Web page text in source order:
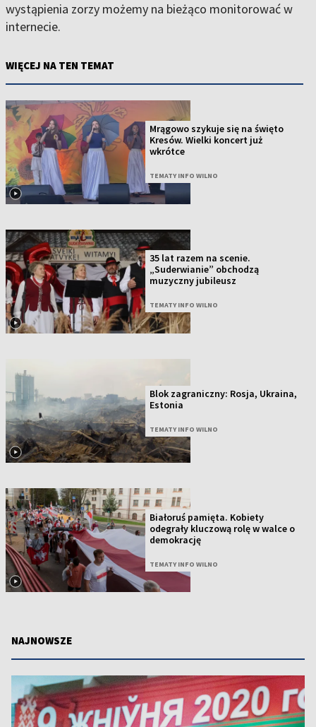
wystąpienia zorzy możemy na bieżąco monitorować w
internecie.
WIĘCEJ NA TEN TEMAT
Mrągowo szykuje się na święto
Kresów. Wielki koncert już
wkrótce
TEMATY INFO WILNO
35 lat razem na scenie.
„Suderwianie” obchodzą
muzyczny jubileusz
TEMATY INFO WILNO
Blok zagraniczny: Rosja, Ukraina,
Estonia
TEMATY INFO WILNO
Białoruś pamięta. Kobiety
odegrały kluczową rolę w walce o
demokrację
TEMATY INFO WILNO
NAJNOWSZE